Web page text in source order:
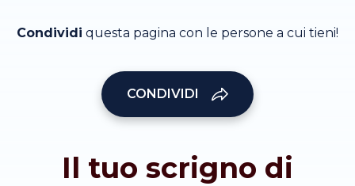
Condividi questa pagina con le persone a cui tieni!
CONDIVIDI
Il tuo scrigno di